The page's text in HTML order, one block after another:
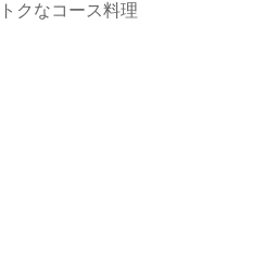
クなコース料理